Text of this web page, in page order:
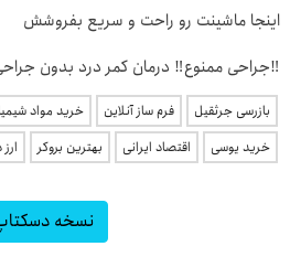
اینجا ماشینت رو راحت و سریع بفروشش
‼️جراحی ممنوع‼️ درمان کمر درد بدون
بازرسی جرثقیل فرم ساز آنلاین خرید مواد
خرید یوسی
اقتصاد ایرانی بهترین بروکر
نسخه